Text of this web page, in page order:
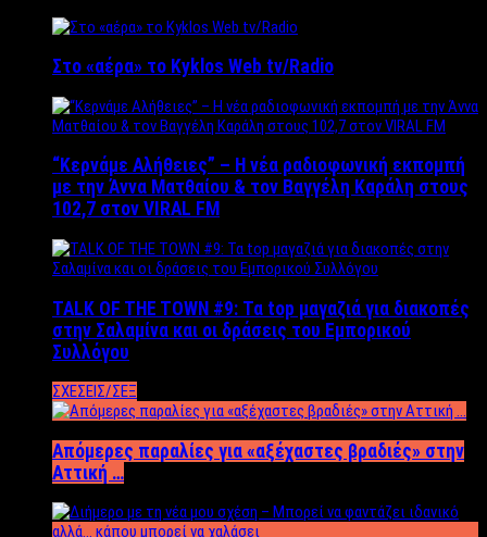
Στο «αέρα» το Kyklos Web tv/Radio
“Kερνάμε Αλήθειες” – Η νέα ραδιοφωνική εκπομπή
με την Άννα Ματθαίου & τον Βαγγέλη Καράλη στους
102,7 στον VIRAL FM
TALK OF THE TOWN #9: Τα top μαγαζιά για διακοπές
στην Σαλαμίνα και οι δράσεις του Εμπορικού
Συλλόγου
ΣΧΕΣΕΙΣ/ΣΕΞ
Απόμερες παραλίες για «αξέχαστες βραδιές» στην
Αττική …